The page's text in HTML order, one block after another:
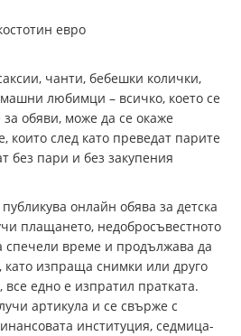
евро
чанти, бебешки колички,
любимци – всичко, което се
обяви, може да се окаже
които след като преведат парите
без пари и без закупения
онлайн обява за детска
плащането, недобросъвестното
спечели време и продължава да
изпраща снимки или друго
едно е изпратил пратката.
артикула и се свърже с
институция, седмица-